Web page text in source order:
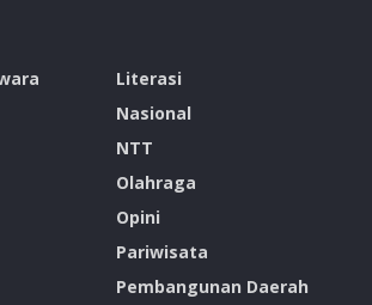
Literasi
Nasional
NTT
Olahraga
Opini
Pariwisata
Pembangunan Daerah